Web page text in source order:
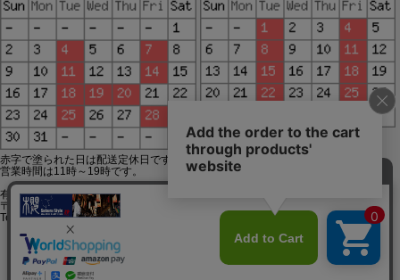
赤字で塗られた日は配送定休日です。
営業時間は11時～19時です。
有限会社ジップジップ SakuraStyle通販事業部
〒650-0021 神戸市中央区三宮町3-9-19イトウビル1,4F
Tel:078-332-2013 FAX:078-333-6644